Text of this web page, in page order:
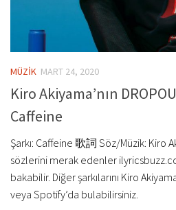
MÜZİK MART 24, 2020
Kiro Akiyama’nın
Caffeine
Şarkı: Caffeine 歌詞 Söz/Müzik: Kiro
sözlerini merak edenler
bakabilir. Diğer şarkılarını Kiro
veya Spotify’da bulabilirsiniz.